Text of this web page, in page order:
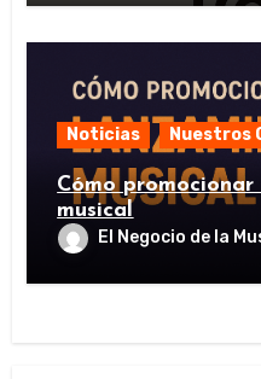
Noticias Nuestros
Cómo
musical
El Negocio de la